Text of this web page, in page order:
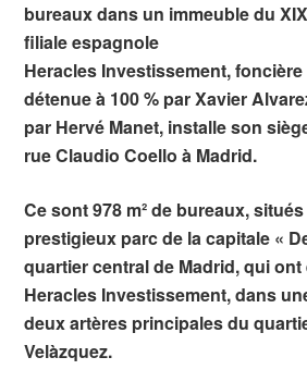
bureaux dans un immeuble du
filiale espagnole
Heracles Investissement,
détenue à 100 % par Xavier
par Hervé Manet, installe son
rue Claudio Coello à Madrid.
Ce sont 978 m² de bureaux,
prestigieux parc de la capitale «
quartier central de Madrid, qui
Heracles Investissement, dans
deux artères principales du
Velàzquez.